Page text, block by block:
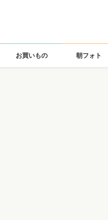
お買いもの 朝フォト